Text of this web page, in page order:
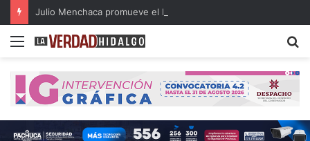
Menu